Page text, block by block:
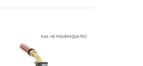
Kód:HKM360W4QUATRO